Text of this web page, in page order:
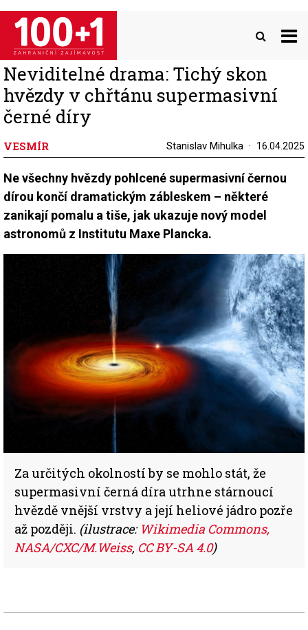
Přejít
hlavnímu
obsahu
Neviditelné drama: Tichý skon
hvězdy v chřtánu supermasivní
černé díry
VESMÍR Stanislav Mihulka 16.04.2025
Ne všechny hvězdy pohlcené supermasivní černou
dírou končí dramatickým zábleskem – některé
zanikají pomalu a tiše, jak ukazuje nový model
astronomů z Institutu Maxe Plancka.
Za určitých okolností by se mohlo stát, že
supermasivní černá díra utrhne stárnoucí
hvězdě vnější vrstvy a její heliové jádro pozře
až později. (ilustrace: Wikimedia Commons,
NASA/CXC/M.Weiss, CC BY-SA 4.0)